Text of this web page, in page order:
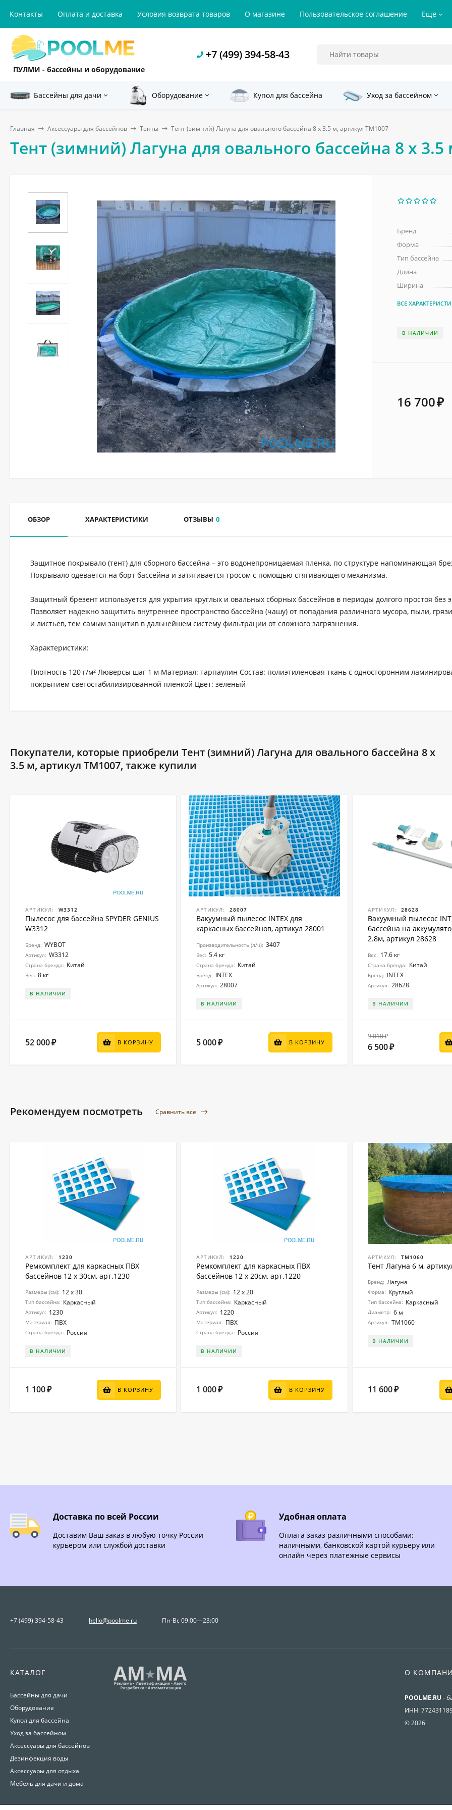
Контакты Оплата и доставка Условия возврата товаров О магазине Пользовательское соглашение Еще
ПУЛМИ - бассейны и оборудование
+7 (499) 394-58-43
Бассейны для дачи Оборудование Купол для бассейна Уход за бассейном
Главная Аксессуары для бассейнов Тенты Тент (зимний) Лагуна для овального бассейна 8 х 3.5 м, артикул ТМ1007
Тент (зимний) Лагуна для овального бассейна 8 х
Бренд
Форма
Тип бассейна
Длина
Ширина
ВСЕ
В НАЛИЧИИ
16 700₽
ОБЗОР ХАРАКТЕРИСТИКИ ОТЗЫВЫ 0
Защитное покрывало (тент) для сборного бассейна – это водонепроницаемая пленка, по структуре напоминающая
Покрывало одевается на борт бассейна и затягивается тросом с помощью стягивающего механизма.
Защитный брезент используется для укрытия круглых и овальных сборных бассейнов в периоды долгого простоя без
Позволяет надежно защитить внутреннее пространство бассейна (чашу) от попадания различного мусора, пыли,
и листьев, тем самым защитив в дальнейшем систему фильтрации от сложного загрязнения.
Характеристики:
Плотность 120 г/м² Люверсы шаг 1 м Материал: тарпаулин Состав: полиэтиленовая ткань с односторонним
покрытием светостабилизированной пленкой Цвет: зелёный
Покупатели, которые приобрели Тент (зимний) Лагуна для овального бассейна 8 х
3.5 м, артикул ТМ1007, также купили
АРТИКУЛ: W3312
Пылесос для бассейна SPYDER GENIUS
W3312
Бренд: WYBOT
Артикул: W3312
Страна бренда: Китай
Вес: 8 кг
В НАЛИЧИИ
52 000₽ В КОРЗИНУ
АРТИКУЛ: 28007
Вакуумный пылесос INTEX для
каркасных бассейнов, артикул 28001
Производительность (л/ч): 3407
Вес: 5.4 кг
Страна бренда: Китай
Бренд: INTEX
Артикул: 28007
В НАЛИЧИИ
5 000₽ В КОРЗИНУ
АРТИКУЛ: 28628
Вакуумный пылесос
бассейна на
2.8м, артикул 28628
Вес: 17.6 кг
Страна бренда: Китай
Бренд: INTEX
Артикул: 28628
В НАЛИЧИИ
9 010 ₽
6 500₽
Рекомендуем посмотреть Сравнить все
АРТИКУЛ: 1230
Ремкомплект для каркасных ПВХ
бассейнов 12 x 30см, арт.1230
Размеры (см): 12 x 30
Тип бассейна: Каркасный
Артикул: 1230
Материал: ПВХ
Страна бренда: Россия
В НАЛИЧИИ
1 100₽ В КОРЗИНУ
АРТИКУЛ: 1220
Ремкомплект для каркасных ПВХ
бассейнов 12 x 20см, арт.1220
Размеры (см): 12 x 20
Тип бассейна: Каркасный
Артикул: 1220
Материал: ПВХ
Страна бренда: Россия
В НАЛИЧИИ
1 000₽ В КОРЗИНУ
АРТИКУЛ: ТМ1060
Тент Лагуна 6 м,
Бренд: Лагуна
Форма: Круглый
Тип бассейна: Каркасный
Диаметр: 6 м
Артикул: ТМ1060
В НАЛИЧИИ
11 600₽
Доставка по всей России
Доставим Ваш заказ в любую точку России
курьером или службой доставки
Удобная оплата
Оплата заказ различными способами:
наличными, банковской картой курьеру или
онлайн через платежные сервисы
+7 (499) 394-58-43 hello@poolme.ru Пн-Вс 09:00—23:00
КАТАЛОГ
Бассейны для дачи
Оборудование
Купол для бассейна
Уход за бассейном
Аксессуары для бассейнов
Дезинфекция воды
Аксессуары для отдыха
Мебель для дачи и дома
О
POOLME.RU -
ИНН:
© 2026